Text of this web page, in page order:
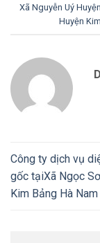
Xã Nguyễn Uý
Huyện
Công ty dịch vụ
gốc tạiXã Ngọc
Kim Bảng Hà Nam